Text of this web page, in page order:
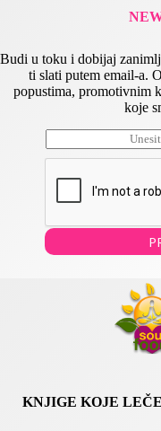
Budi u toku i dobijaj
ti slati putem email-a.
popustima, promotivnim
koje
E
E
m
a
m
KNJIGE KOJE